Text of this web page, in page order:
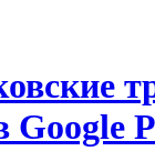
Google